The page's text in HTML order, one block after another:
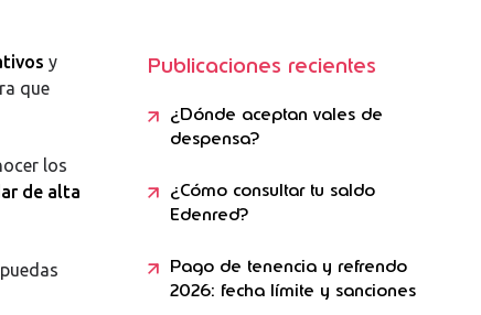
y
que
los
de alta
Publicaciones recientes
¿Dónde aceptan vales de
despensa?
¿Cómo consultar tu saldo
Edenred?
Pago de tenencia y refrendo
2026: fecha límite y sanciones